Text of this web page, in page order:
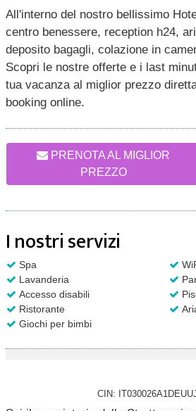
All'interno del nostro bellissimo
centro benessere, reception h24,
deposito bagagli, colazione in
Scopri le nostre offerte e i last
tua vacanza al miglior prezzo
booking online.
PRENOTA AL MIGLIOR
PREZZO
I nostri servizi
Spa
Lavanderia
Accesso disabili
Ristorante
Giochi per bimbi
CIN: